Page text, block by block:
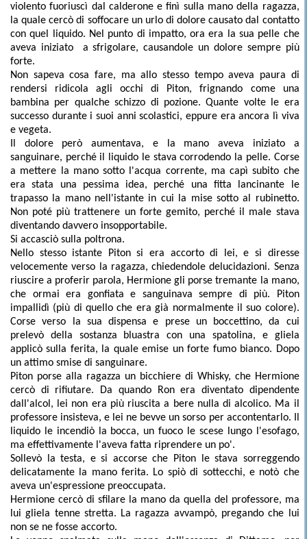
violento fuoriuscì dal calderone e finì sulla mano della ragazza,
la quale cercò di soffocare un urlo di dolore causato dal contatto
con quel liquido. Nel punto di impatto, ora era la sua pelle che
aveva iniziato
a sfrigolare, causandole un dolore sempre più
forte.
Non sapeva cosa fare, ma allo stesso tempo aveva paura di
rendersi ridicola agli occhi di Piton, frignando come una
bambina per qualche schizzo di pozione. Quante volte le era
successo durante i suoi anni scolastici, eppure era ancora lì viva
e vegeta.
Il dolore però aumentava, e la mano aveva iniziato a
sanguinare, perché il liquido le stava corrodendo la pelle. Corse
a mettere la mano sotto l'acqua corrente, ma capì subito che
era stata una pessima idea, perché una fitta lancinante le
trapasso la mano nell'istante in cui la mise sotto al rubinetto.
Non poté più trattenere un forte gemito, perché il male stava
diventando davvero insopportabile.
Si accasciò sulla poltrona.
Nello stesso istante Piton si era accorto di lei, e si diresse
velocemente verso la ragazza, chiedendole delucidazioni. Senza
riuscire a proferir parola, Hermione gli porse tremante la mano,
che ormai era gonfiata e sanguinava sempre di più. Piton
impallidì (più di quello che era già normalmente il suo colore).
Corse verso la sua dispensa e prese un boccettino, da cui
prelevò della sostanza bluastra con una spatolina, e gliela
applicò sulla ferita, la quale emise un forte fumo bianco. Dopo
un attimo smise di sanguinare.
Piton porse alla ragazza un bicchiere di Whisky, che Hermione
cercò di rifiutare. Da quando Ron era diventato dipendente
dall'alcol, lei non era più riuscita a bere nulla di alcolico. Ma il
professore insisteva, e lei ne bevve un sorso per accontentarlo. Il
liquido le incendiò la bocca, un fuoco le scese lungo l'esofago,
ma effettivamente l'aveva fatta riprendere un po'.
Sollevò la testa, e si accorse che Piton le stava sorreggendo
delicatamente la mano ferita. Lo spiò di sottecchi, e notò che
aveva un'espressione preoccupata.
Hermione cercò di sfilare la mano da quella del professore, ma
lui gliela tenne stretta. La ragazza avvampò, pregando che lui
non se ne fosse accorto.